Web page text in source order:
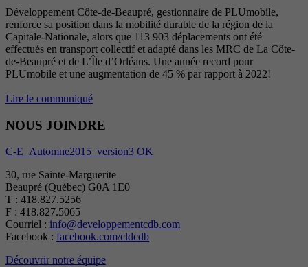
Développement Côte-de-Beaupré, gestionnaire de PLUmobile,
renforce sa position dans la mobilité durable de la région de la
Capitale-Nationale, alors que 113 903 déplacements ont été
effectués en transport collectif et adapté dans les MRC de La Côte-
de-Beaupré et de L’Île d’Orléans. Une année record pour
PLUmobile et une augmentation de 45 % par rapport à 2022!
Lire le communiqué
NOUS JOINDRE
C-E_Automne2015_version3 OK
30, rue Sainte-Marguerite
Beaupré (Québec) G0A 1E0
T : 418.827.5256
F : 418.827.5065
Courriel : info@developpementcdb.com
Facebook : facebook.com/cldcdb
Découvrir notre équipe